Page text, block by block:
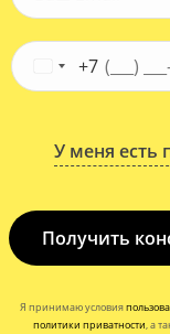
+7
У меня есть
Получить
Я принимаю условия
политики приватности, а